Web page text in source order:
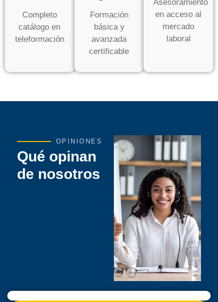
Completo
catálogo en
teleformación
Formación
básica y
avanzada
certificable
Asesoramiento
en acceso al
mercado
laboral
OPINIONES
Qué opinan
de nosotros